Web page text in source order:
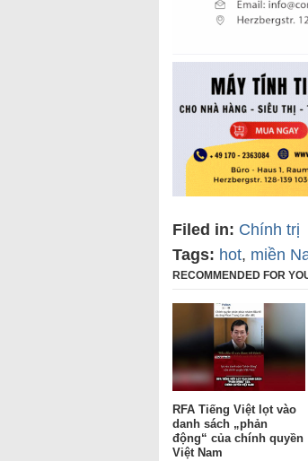
Filed in: Chính trị
Tags: hot, miền
RECOMMENDED FOR
RFA Tiếng Việt lọt vào
danh sách „phản
động“ của chính quyền
Việt Nam